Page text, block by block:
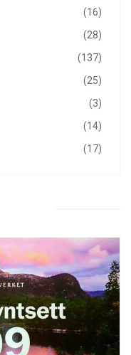
(16)
(28)
(137)
(25)
(3)
(14)
(17)